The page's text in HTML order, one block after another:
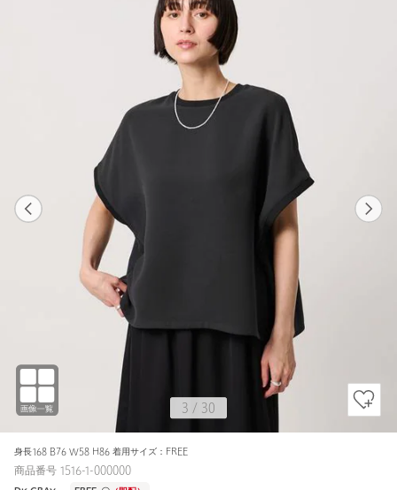
身長168 B76 W58 H86 着用サイズ：FREE
3 / 30
商品番号 1516-1-000000
DK.GRAY / FREE